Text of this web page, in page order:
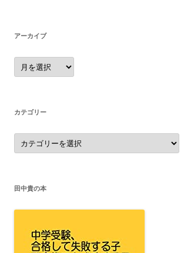
アーカイブ
ア
ー
カ
カテゴリー
カ
テ
ゴ
田中貴の本